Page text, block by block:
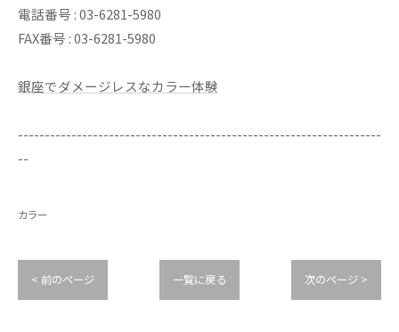
電話番号 : 03-6281-5980
FAX番号 : 03-6281-5980
銀座でダメージレスなカラー体験
--------------------------------------------------------------------
--
カラー
< 前のページ 一覧に戻る 次のページ >